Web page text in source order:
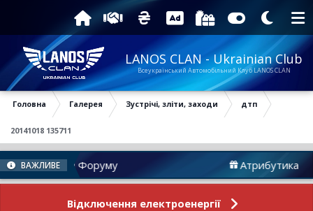
LANOS CLAN - Ukrainian Club
Всеукраїнський Автомобільний Клуб LANOS CLAN
Головна Галерея Зустрічі, зліти, заходи дтп
20141018 135711
ВАЖЛИВЕ
Новини Форуму Атрибутика
Відключення електроенергії